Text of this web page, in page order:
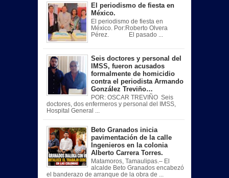
El periodismo de fiesta en
México.
El periodismo de fiesta en
México. Por:Roberto Olvera
Pérez. El pasado ...
Seis doctores y personal del
IMSS, fueron acusados
formalmente de homicidio
contra el periodista Armando
González Treviño…
POR: OSCAR TREVIÑO Seis
doctores, dos enfermeros y personal del IMSS,
Hospital General ...
Beto Granados inicia
pavimentación de la calle
Ingenieros en la colonia
Alberto Carrera Torres.
Matamoros, Tamaulipas.– El
alcalde Beto Granados encabezó
el banderazo de arranque de la obra de ...